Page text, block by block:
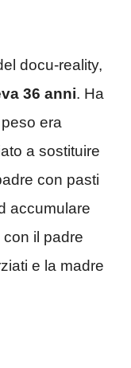
docu-reality,
36 anni. Ha
era
a sostituire
con pasti
accumulare
il padre
e la madre